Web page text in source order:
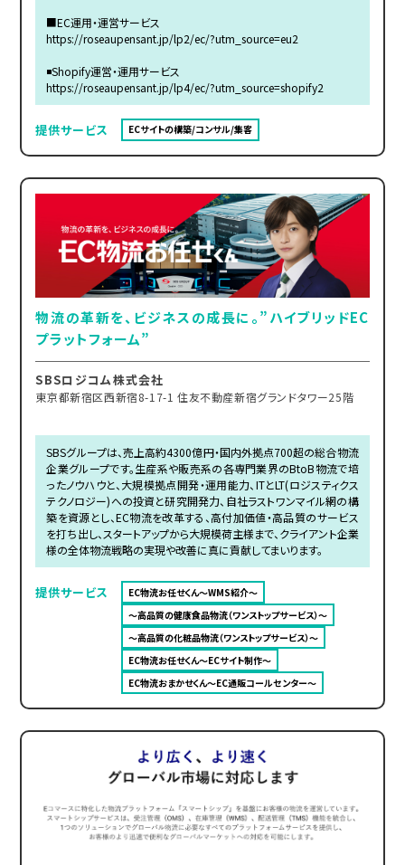
■EC運用・運営サービス
https://roseaupensant.jp/lp2/ec/?utm_source=eu2
◾️Shopify運営・運用サービス
https://roseaupensant.jp/lp4/ec/?utm_source=shopify2
提供サービス ECサイトの構築/コンサル/集客
物流の革新を、ビジネスの成長に。”ハイブリッドEC
プラットフォーム”
SBSロジコム株式会社
東京都新宿区西新宿8-17-1 住友不動産新宿グランドタワー25階
SBSグループは、売上高約4300億円・国内外拠点700超の総合物流
企業グループです。生産系や販売系の各専門業界のBtoB物流で培
ったノウハウと、大規模拠点開発・運用能力、ITとLT(ロジスティクス
テクノロジー)への投資と研究開発力、自社ラストワンマイル網の構
築を資源とし、EC物流を改革する、高付加価値・高品質のサービス
を打ち出し、スタートアップから大規模荷主様まで、クライアント企業
様の全体物流戦略の実現や改善に真に貢献してまいります。
提供サービス
EC物流お任せくん～WMS紹介～
～高品質の健康食品物流（ワンストップサービス）～
～高品質の化粧品物流（ワンストップサービス）～
EC物流お任せくん～ECサイト制作～
EC物流おまかせくん～EC通販コールセンター～